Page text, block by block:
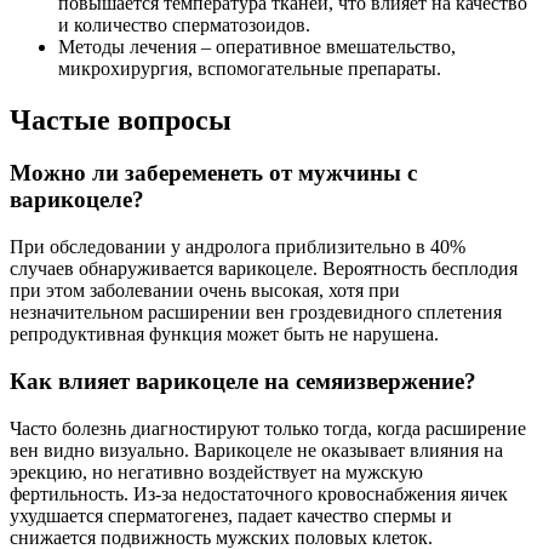
и количество сперматозоидов.
Методы лечения – оперативное вмешательство,
микрохирургия, вспомогательные препараты.
Частые вопросы
Можно ли забеременеть от мужчины с
варикоцеле?
При обследовании у андролога приблизительно в 40%
случаев обнаруживается варикоцеле. Вероятность бесплодия
при этом заболевании очень высокая, хотя при
незначительном расширении вен гроздевидного сплетения
репродуктивная функция может быть не нарушена.
Как влияет варикоцеле на семяизвержение?
Часто болезнь диагностируют только тогда, когда расширение
вен видно визуально. Варикоцеле не оказывает влияния на
эрекцию, но негативно воздействует на мужскую
фертильность. Из-за недостаточного кровоснабжения яичек
ухудшается сперматогенез, падает качество спермы и
снижается подвижность мужских половых клеток.